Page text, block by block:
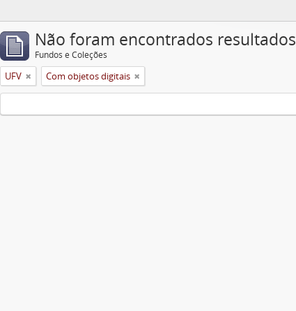
Não foram encontrados resultados
Fundos e Coleções
UFV Com objetos digitais